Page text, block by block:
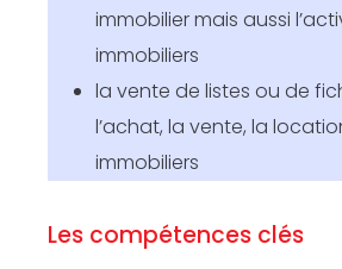
immobilier mais aussi
immobiliers
la vente de listes ou de
l’achat, la vente, la
immobiliers
Les compétences clés